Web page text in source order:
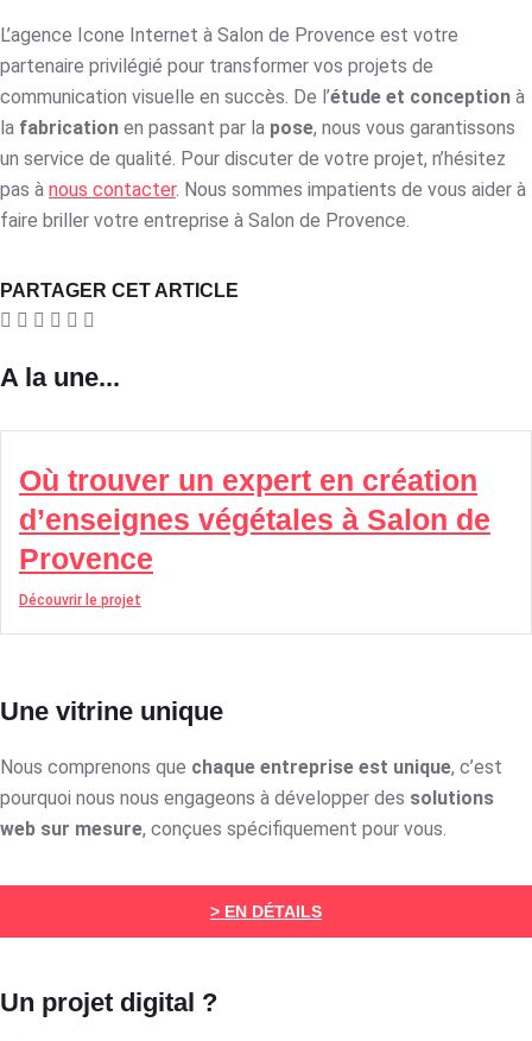
L’agence Icone Internet à Salon de Provence est votre
partenaire privilégié pour transformer vos projets de
communication visuelle en succès. De l’étude et conception à
la fabrication en passant par la pose, nous vous garantissons
un service de qualité. Pour discuter de votre projet, n’hésitez
pas à nous contacter. Nous sommes impatients de vous aider à
faire briller votre entreprise à Salon de Provence.
PARTAGER CET ARTICLE
A la une...
Où trouver un expert en création
d’enseignes végétales à Salon de
Provence
Découvrir le projet
Une vitrine unique
Nous comprenons que chaque entreprise est unique, c’est
pourquoi nous nous engageons à développer des solutions
web sur mesure, conçues spécifiquement pour vous.
> EN DÉTAILS
Un projet digital ?